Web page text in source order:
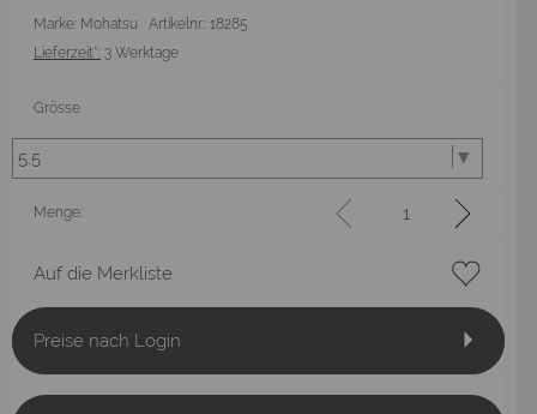
Marke: Mohatsu Artikelnr.: 18285
Lieferzeit*: 3 Werktage
Grösse
Menge:
Auf die Merkliste
Preise nach Login